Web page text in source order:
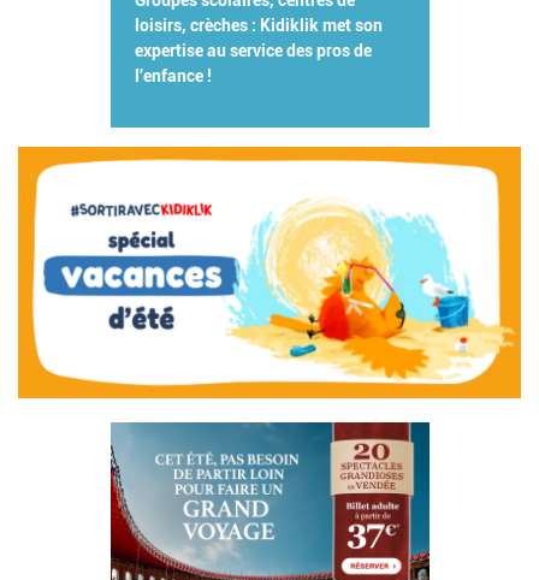
loisirs, crèches : Kidiklik met son
expertise au service des pros de
l'enfance !